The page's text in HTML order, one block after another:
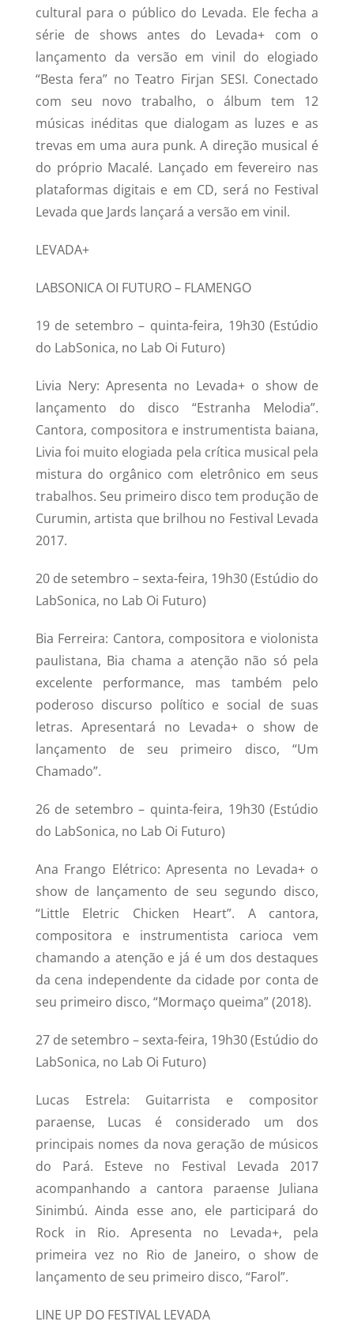
cultural para o público do Levada. Ele fecha a
série de shows antes do Levada+ com o
lançamento da versão em vinil do elogiado
“Besta fera” no Teatro Firjan SESI. Conectado
com seu novo trabalho, o álbum tem 12
músicas inéditas que dialogam as luzes e as
trevas em uma aura punk. A direção musical é
do próprio Macalé. Lançado em fevereiro nas
plataformas digitais e em CD, será no Festival
Levada que Jards lançará a versão em vinil.
LEVADA+
LABSONICA OI FUTURO – FLAMENGO
19 de setembro – quinta-feira, 19h30 (Estúdio
do LabSonica, no Lab Oi Futuro)
Livia Nery: Apresenta no Levada+ o show de
lançamento do disco “Estranha Melodia”.
Cantora, compositora e instrumentista baiana,
Livia foi muito elogiada pela crítica musical pela
mistura do orgânico com eletrônico em seus
trabalhos. Seu primeiro disco tem produção de
Curumin, artista que brilhou no Festival Levada
2017.
20 de setembro – sexta-feira, 19h30 (Estúdio do
LabSonica, no Lab Oi Futuro)
Bia Ferreira: Cantora, compositora e violonista
paulistana, Bia chama a atenção não só pela
excelente performance, mas também pelo
poderoso discurso político e social de suas
letras. Apresentará no Levada+ o show de
lançamento de seu primeiro disco, “Um
Chamado”.
26 de setembro – quinta-feira, 19h30 (Estúdio
do LabSonica, no Lab Oi Futuro)
Ana Frango Elétrico: Apresenta no Levada+ o
show de lançamento de seu segundo disco,
“Little Eletric Chicken Heart”. A cantora,
compositora e instrumentista carioca vem
chamando a atenção e já é um dos destaques
da cena independente da cidade por conta de
seu primeiro disco, “Mormaço queima” (2018).
27 de setembro – sexta-feira, 19h30 (Estúdio do
LabSonica, no Lab Oi Futuro)
Lucas Estrela: Guitarrista e compositor
paraense, Lucas é considerado um dos
principais nomes da nova geração de músicos
do Pará. Esteve no Festival Levada 2017
acompanhando a cantora paraense Juliana
Sinimbú. Ainda esse ano, ele participará do
Rock in Rio. Apresenta no Levada+, pela
primeira vez no Rio de Janeiro, o show de
lançamento de seu primeiro disco, “Farol”.
LINE UP DO FESTIVAL LEVADA